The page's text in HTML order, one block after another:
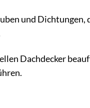
und Dichtungen,
Dachdecker